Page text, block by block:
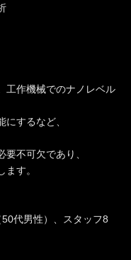
工作機械でのナノレベル
するなど、
不可欠であり、
す。
代男性）、スタッフ8